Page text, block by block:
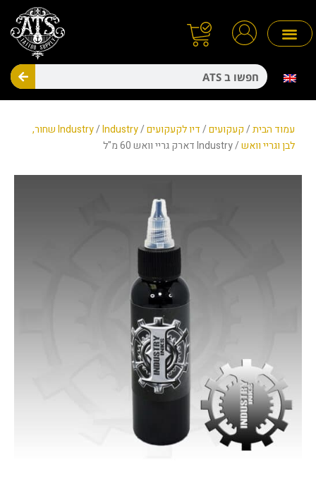
לתוכן
עמוד הבית/קעקועים/דיו לקעקועים/
Industry/
Industry שחור,
לבן וגריי וואש/ Industry דארק גריי וואש 60 מ"ל